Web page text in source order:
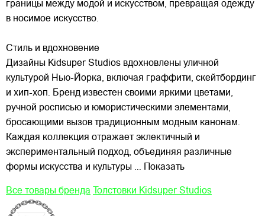
границы между модой и искусством, превращая одежду
в носимое искусство.
Стиль и вдохновение
Дизайны Kidsuper Studios вдохновлены уличной
культурой Нью-Йорка, включая граффити, скейтбординг
и хип-хоп. Бренд известен своими яркими цветами,
ручной росписью и юмористическими элементами,
бросающими вызов традиционным модным канонам.
Каждая коллекция отражает эклектичный и
экспериментальный подход, объединяя различные
формы искусства и культуры ... Показать
Все товары бренда Толстовки Kidsuper Studios